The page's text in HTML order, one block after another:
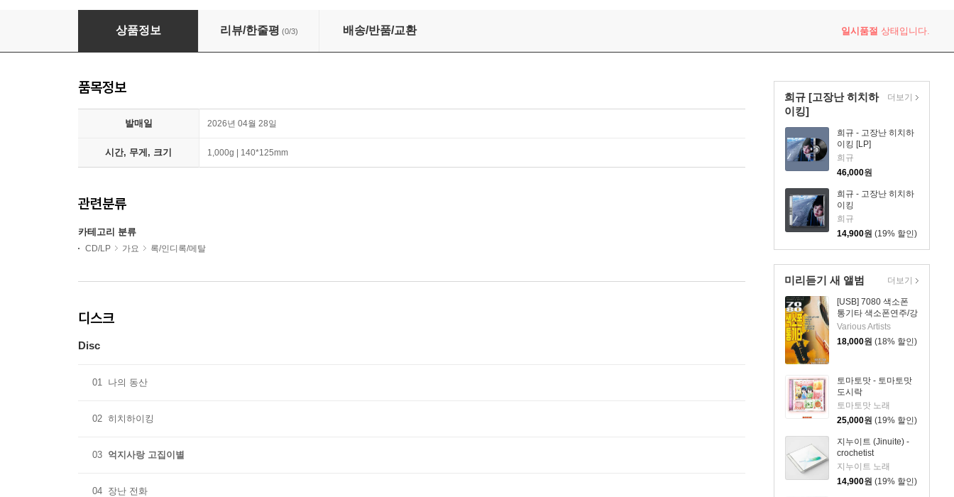
희규 - 고장난 히치하이킹
상품정보 리뷰/한줄평 (0/3) 배송/반품/교환 일시품절 상태입니다.
희규 [고장난 히치하
이킹]
희규 - 고장난 히치하
이킹 [LP]
희규
46,000원
희규 - 고장난 히치하
이킹
희규
14,900원 (19% 할인)
더보기
미리듣기 새 앨범
[USB] 7080 색소폰
통기타 색소폰연주/강
승용
Various Artists
18,000원 (18% 할인)
토마토맛 - 토마토맛
도시락
토마토맛 노래
25,000원 (19% 할인)
지누이트 (Jinuite) -
crochetist
지누이트 노래
14,900원 (19% 할인)
더보기
품목정보
발매일 2026년 04월 28일
시간, 무게, 크기 1,000g | 140*125mm
관련분류
카테고리 분류
CD/LP 가요 록/인디록/메탈
디스크
Disc
01 나의 동산
02 히치하이킹
03 억지사랑 고집이별
04 장난 전화